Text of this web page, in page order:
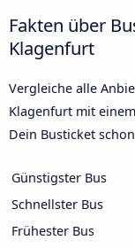
Fakten über
Klagenfurt
Vergleiche alle
Klagenfurt mit
Dein Busticket
Günstigster Bus
Schnellster Bus
Frühester Bus